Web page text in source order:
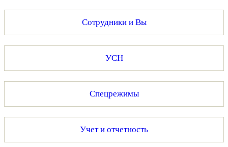
Сотрудники и Вы
УСН
Спецрежимы
Учет и отчетность